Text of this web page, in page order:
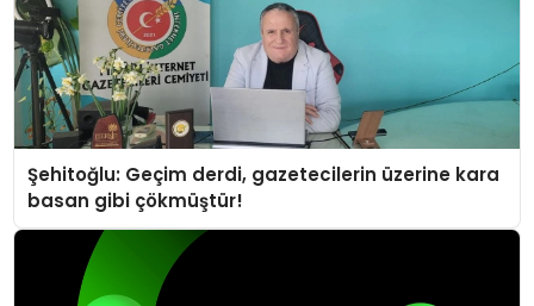
Şehitoğlu: Geçim derdi, gazetecilerin üzerine kara
basan gibi çökmüştür!